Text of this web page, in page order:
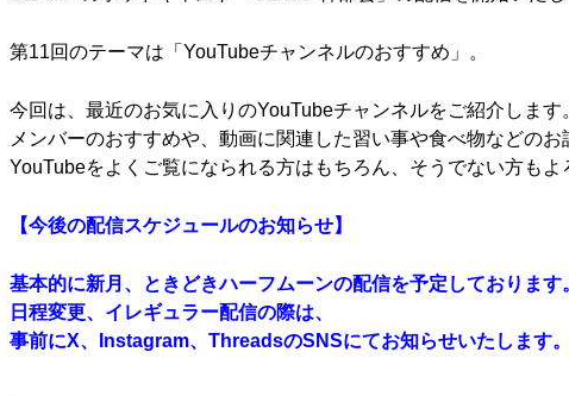
第11回のテーマは「YouTubeチャンネルのおすすめ」。
今回は、最近のお気に入りのYouTubeチャンネルをご紹介します
メンバーのおすすめや、動画に関連した習い事や食べ物などのお
YouTubeをよくご覧になられる方はもちろん、そうでない方もよ
【今後の配信スケジュールのお知らせ】
基本的に新月、ときどきハーフムーンの配信を予定しております
日程変更、イレギュラー配信の際は、
事前にX、Instagram、ThreadsのSNSにてお知らせいたします。